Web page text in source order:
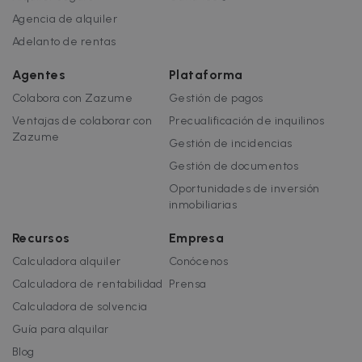
Agencia de alquiler
Adelanto de rentas
Agentes
Colabora con Zazume
Ventajas de colaborar con
Zazume
Plataforma
Gestión de pagos
Precualificación de inquilinos
Gestión de incidencias
Gestión de documentos
Oportunidades de inversión
inmobiliarias
Recursos
Calculadora alquiler
Calculadora de rentabilidad
Calculadora de solvencia
Guía para alquilar
Blog
Empresa
Conócenos
Prensa
permiten la funcionalidad central del sitio
administración de la cuenta. El sitio web no
estrictamente necesarias.
Nombre
Proveedor / Dominio
cf_chl_3
Cloudflare, Inc.
1 hora
.zazume.com